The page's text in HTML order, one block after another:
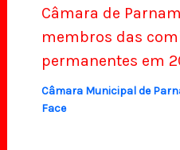
Câmara de
membros das
permanentes em
Câmara Municipal de
Face